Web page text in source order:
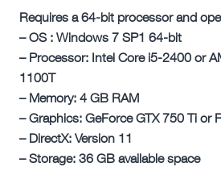
Requires a 64-bit processor and
– OS : Windows 7 SP1 64-bit
– Processor: Intel Core i5-2400 or
1100T
– Memory: 4 GB RAM
– Graphics: GeForce GTX 750 Ti or
– DirectX: Version 11
– Storage: 36 GB available space